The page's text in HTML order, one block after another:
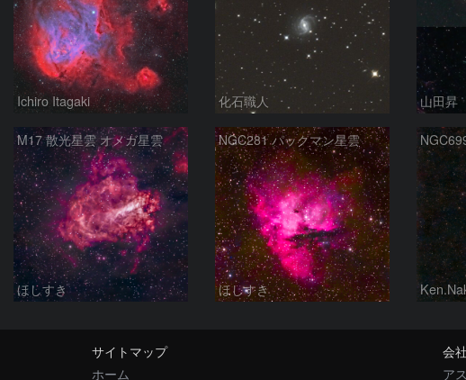
Ichiro Itagaki 化石職人 山田昇
M17 散光星雲 オメガ星雲
ほしすき
NGC281 パックマン星雲
ほしすき
サイトマップ
ホーム
会
ア